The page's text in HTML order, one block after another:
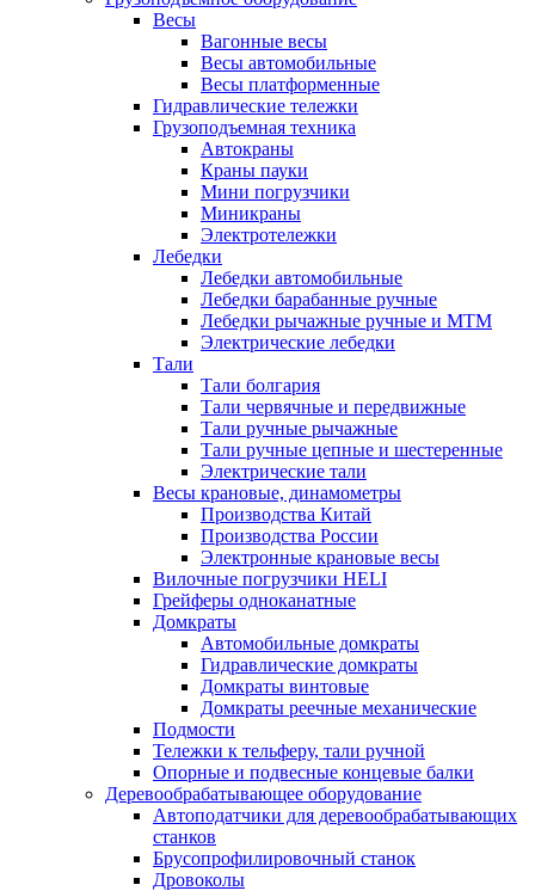
Весы
Вагонные весы
Весы автомобильные
Весы платформенные
Гидравлические тележки
Грузоподъемная техника
Автокраны
Краны пауки
Мини погрузчики
Миникраны
Электротележки
Лебедки
Лебедки автомобильные
Лебедки барабанные ручные
Лебедки рычажные ручные и МТМ
Электрические лебедки
Тали
Тали болгария
Тали червячные и передвижные
Тали ручные рычажные
Тали ручные цепные и шестеренные
Электрические тали
Весы крановые, динамометры
Производства Китай
Производства России
Электронные крановые весы
Вилочные погрузчики HELI
Грейферы одноканатные
Домкраты
Автомобильные домкраты
Гидравлические домкраты
Домкраты винтовые
Домкраты реечные механические
Подмости
Тележки к тельферу, тали ручной
Опорные и подвесные концевые балки
Деревообрабатывающее оборудование
Автоподатчики для деревообрабатывающих
станков
Брусопрофилировочный станок
Дровоколы